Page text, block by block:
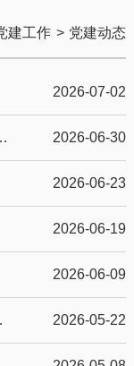
建工作 > 党建动态
2026-07-02
”表彰大会召开 2026-06-30
2026-06-23
2026-06-19
2026-06-09
党日活动 2026-05-22